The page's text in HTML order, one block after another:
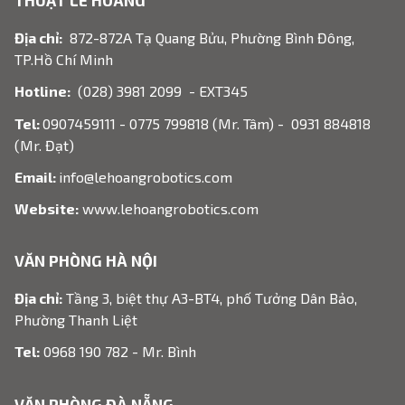
Địa chỉ: 872-872A Tạ Quang Bửu, Phường Bình Đông,
TP.Hồ Chí Minh
Hotline: (028) 3981 2099 - EXT345
Tel:0907459111 - 0775 799818 (Mr. Tâm) - 0931 884818
(Mr. Đạt)
Email: info@lehoangrobotics.com
Website: www.lehoangrobotics.com
VĂN PHÒNG HÀ NỘI
Địa chỉ: Tầng 3, biệt thự A3-BT4, phố Tưởng Dân Bảo,
Phường Thanh Liệt
Tel: 0968 190 782 - Mr. Bình